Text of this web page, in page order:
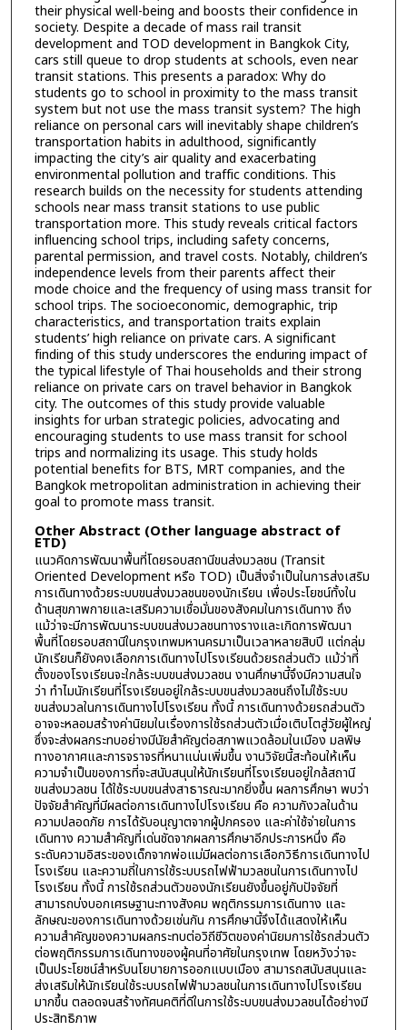
their physical well-being and boosts their confidence in
society. Despite a decade of mass rail transit
development and TOD development in Bangkok City,
cars still queue to drop students at schools, even near
transit stations. This presents a paradox: Why do
students go to school in proximity to the mass transit
system but not use the mass transit system? The high
reliance on personal cars will inevitably shape children’s
transportation habits in adulthood, significantly
impacting the city’s air quality and exacerbating
environmental pollution and traffic conditions. This
research builds on the necessity for students attending
schools near mass transit stations to use public
transportation more. This study reveals critical factors
influencing school trips, including safety concerns,
parental permission, and travel costs. Notably, children’s
independence levels from their parents affect their
mode choice and the frequency of using mass transit for
school trips. The socioeconomic, demographic, trip
characteristics, and transportation traits explain
students’ high reliance on private cars. A significant
finding of this study underscores the enduring impact of
the typical lifestyle of Thai households and their strong
reliance on private cars on travel behavior in Bangkok
city. The outcomes of this study provide valuable
insights for urban strategic policies, advocating and
encouraging students to use mass transit for school
trips and normalizing its usage. This study holds
potential benefits for BTS, MRT companies, and the
Bangkok metropolitan administration in achieving their
goal to promote mass transit.
Other Abstract (Other language abstract of
ETD)
แนวคิดการพัฒนาพื้นที่โดยรอบสถานีขนส่งมวลชน (Transit
Oriented Development หรือ TOD) เป็นสิ่งจำเป็นในการส่งเสริม
การเดินทางด้วยระบบขนส่งมวลชนของนักเรียน เพื่อประโยชน์ทั้งใน
ด้านสุขภาพกายและเสริมความเชื่อมั่นของสังคมในการเดินทาง ถึง
แม้ว่าจะมีการพัฒนาระบบขนส่งมวลชนทางรางและเกิดการพัฒนา
พื้นที่โดยรอบสถานีในกรุงเทพมหานครมาเป็นเวลาหลายสิบปี แต่กลุ่ม
นักเรียนก็ยังคงเลือกการเดินทางไปโรงเรียนด้วยรถส่วนตัว แม้ว่าที่
ตั้งของโรงเรียนจะใกล้ระบบขนส่งมวลชน งานศึกษานี้จึงมีความสนใจ
ว่า ทำไมนักเรียนที่โรงเรียนอยู่ใกล้ระบบขนส่งมวลชนถึงไม่ใช้ระบบ
ขนส่งมวลในการเดินทางไปโรงเรียน ทั้งนี้ การเดินทางด้วยรถส่วนตัว
อาจจะหลอมสร้างค่านิยมในเรื่องการใช้รถส่วนตัวเมื่อเติบโตสู่วัยผู้ใหญ่
ซึ่งจะส่งผลกระทบอย่างมีนัยสำคัญต่อสภาพแวดล้อมในเมือง มลพิษ
ทางอากาศและการจราจรที่หนาแน่นเพิ่มขึ้น งานวิจัยนี้สะท้อนให้เห็น
ความจำเป็นของการที่จะสนับสนุนให้นักเรียนที่โรงเรียนอยู่ใกล้สถานี
ขนส่งมวลชน ได้ใช้ระบบขนส่งสาธารณะมากยิ่งขึ้น ผลการศึกษา พบว่า
ปัจจัยสำคัญที่มีผลต่อการเดินทางไปโรงเรียน คือ ความกังวลในด้าน
ความปลอดภัย การได้รับอนุญาตจากผู้ปกครอง และค่าใช้จ่ายในการ
เดินทาง ความสำคัญที่เด่นชัดจากผลการศึกษาอีกประการหนึ่ง คือ
ระดับความอิสระของเด็กจากพ่อแม่มีผลต่อการเลือกวิธีการเดินทางไป
โรงเรียน และความถี่ในการใช้ระบบรถไฟฟ้ามวลชนในการเดินทางไป
โรงเรียน ทั้งนี้ การใช้รถส่วนตัวของนักเรียนยังขึ้นอยู่กับปัจจัยที่
สามารถบ่งบอกเศรษฐานะทางสังคม พฤติกรรมการเดินทาง และ
ลักษณะของการเดินทางด้วยเช่นกัน การศึกษานี้จึงได้แสดงให้เห็น
ความสำคัญของความผลกระทบต่อวิถีชีวิตของค่านิยมการใช้รถส่วนตัว
ต่อพฤติกรรมการเดินทางของผู้คนที่อาศัยในกรุงเทพ โดยหวังว่าจะ
เป็นประโยชน์สำหรับนโยบายการออกแบบเมือง สามารถสนับสนุนและ
ส่งเสริมให้นักเรียนใช้ระบบรถไฟฟ้ามวลชนในการเดินทางไปโรงเรียน
มากขึ้น ตลอดจนสร้างทัศนคติที่ดีในการใช้ระบบขนส่งมวลชนได้อย่างมี
ประสิทธิภาพ